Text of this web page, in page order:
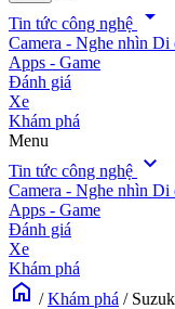
search
Tin tức công nghệ arrow_drop_down
Camera - Nghe nhìn Di
Apps - Game
Đánh giá
Xe
Khám phá
Menu
Tin tức công nghệ expand_more
Camera - Nghe nhìn Di
Apps - Game
Đánh giá
Xe
Khám phá
home / Khám phá /